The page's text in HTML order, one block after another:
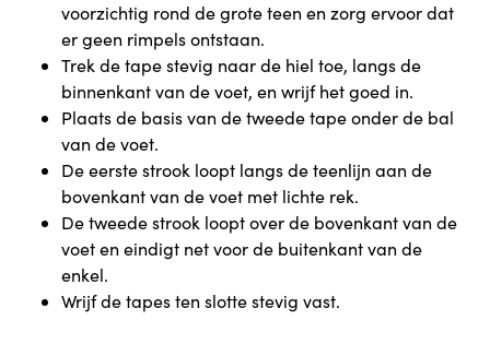
voorzichtig rond de grote teen en zorg ervoor dat
er geen rimpels ontstaan.
Trek de tape stevig naar de hiel toe, langs de
binnenkant van de voet, en wrijf het goed in.
Plaats de basis van de tweede tape onder de bal
van de voet.
De eerste strook loopt langs de teenlijn aan de
bovenkant van de voet met lichte rek.
De tweede strook loopt over de bovenkant van de
voet en eindigt net voor de buitenkant van de
enkel.
Wrijf de tapes ten slotte stevig vast.